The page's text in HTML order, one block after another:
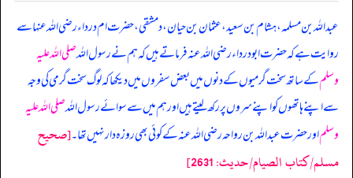
عبداللہ بن مسلمہ، ہشام بن سعید، عثمان بن حیان، دمشقی، حضرت ام درداء رضی اللہ عنہا سے
روایت ہے کہ حضرت ابودرداء رضی اللہ عنہ فرماتے ہیں کہ ہم نے رسول اللہصلی اللہ علیہ
وسلمکے ساتھ سخت گرمیوں کے دنوں میں بعض سفروں میں دیکھا کہ لوگ سخت گرمی کی وجہ
سے اپنے ہاتھوں کو اپنے سروں پر رکھ لیتے ہیں اور ہم میں سے سوائے رسول اللہصلی اللہ علیہ
وسلماور حضرت عبداللہ بن رواحہ رضی اللہ عنہ کے کوئی بھی روزہ دار نہیں تھا۔[صحيح
مسلم/كتاب الصيام/حدیث: 2631]